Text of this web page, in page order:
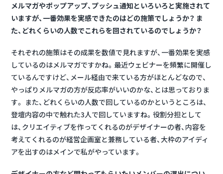
メルマガやポップアップ、プッシュ通知といろいろと実施されて
いますが、一番効果を実感できたのはどの施策でしょうか？ ま
た、どれくらいの人数でこれらを回されているのでしょうか？
それぞれの施策はその成果を数値で見れますが、一番効果を実感
しているのはメルマガですかね。最近ウェビナーを頻繁に開催し
ているんですけど、メール経由で来ている方がほとんどなので、
やっぱりメルマガの方が反応率がいいのかな、とは思っておりま
す。 また、どれくらいの人数で回しているのかというところは、
登壇内容の中で触れた3人で回していますね。役割分担として
は、クリエイティブを作ってくれるのがデザイナーの者、内容を
考えてくれるのが経営企画室と兼務している者、大枠のアイディ
アを出すのはメインで私がやっています。